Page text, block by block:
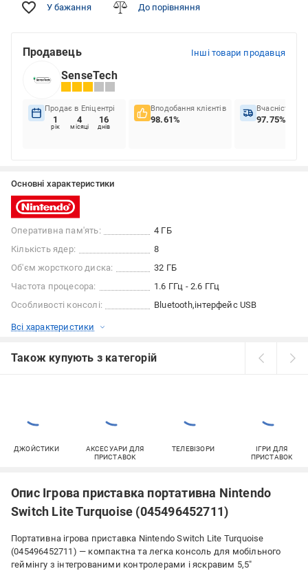
У бажання До порівняння
Продавець Інші товари продавця
SenseTech
Продає в Епіцентрі
1
рік
4
місяці
16
днів
Вподобання клієнтів
98.61%
Вчасність
97.75%
Основні характеристики
Оперативна пам'ять:
4 ГБ
Кількість ядер:
8
Об'єм жорсткого диска:
32 ГБ
Частота процесора:
1.6 ГГц - 2.6 ГГц
Особливості консолі:
Bluetooth інтерфейс USB
Всі характеристики
Також купують з категорій
ДЖОЙСТИКИ
АКСЕСУАРИ ДЛЯ
ПРИСТАВОК
ТЕЛЕВІЗОРИ
ІГРИ ДЛЯ
ПРИСТАВОК
Опис Ігрова приставка портативна Nintendo
Switch Lite Turquoise (045496452711)
Портативна ігрова приставка Nintendo Switch Lite Turquoise
(045496452711) — компактна та легка консоль для мобільного
геймінгу з інтегрованими контролерами і яскравим 5,5"